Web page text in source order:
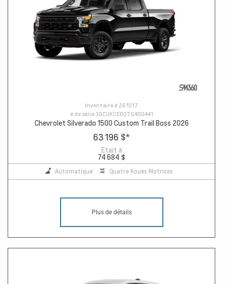
Inventaire # 261017
# de série3GCUKCED0TG400441
Chevrolet Silverado 1500 Custom Trail Boss 2026
63 196 $*
Etait à
74 684 $
Automatique Quatre Roues Motrices
Plus de détails